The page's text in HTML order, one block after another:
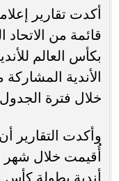
أكدت تقارير
قائمة من الاتحاد
بكأس العالم
الأندية
خلال فترة
وأكدت التقارير
أُقيمت خلال
أندية بطولة كأس